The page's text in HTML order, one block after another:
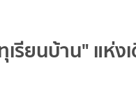
รียนบ้าน" แห่ง